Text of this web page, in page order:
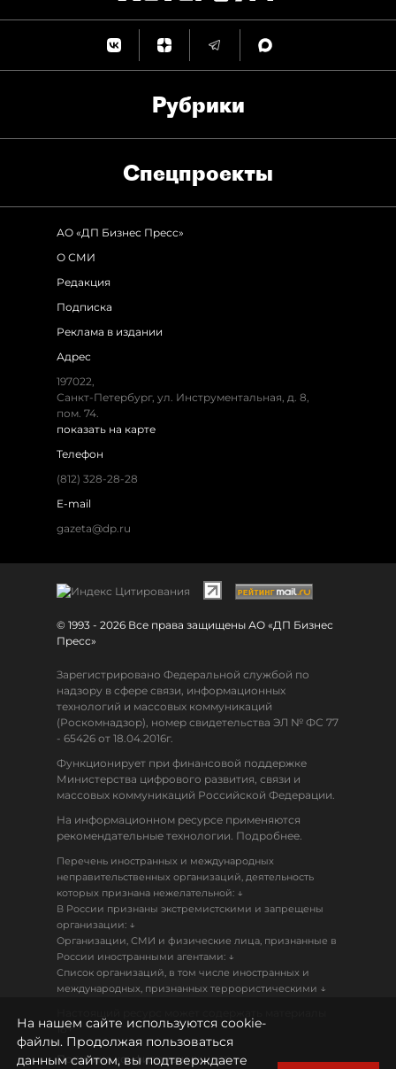
Рубрики
Спец­проекты
АО «ДП Бизнес Пресс»
О СМИ
Редакция
Подписка
Реклама в издании
Адрес
197022,
Санкт-Петербург, ул. Инструментальная, д. 8,
пом. 74.
показать на карте
Телефон
(812) 328-28-28
E-mail
gazeta@dp.ru
© 1993 - 2026 Все права защищены АО «ДП Бизнес
Пресс»
Зарегистрировано Федеральной службой по
надзору в сфере связи, информационных
технологий и массовых коммуникаций
(Роскомнадзор), номер свидетельства ЭЛ № ФС 77
- 65426 от 18.04.2016г.
Функционирует при финансовой поддержке
Министерства цифрового развития, связи и
массовых коммуникаций Российской Федерации.
На информационном ресурсе применяются
рекомендательные технологии. Подробнее.
Перечень иностранных и международных
неправительственных организаций, деятельность
которых признана нежелательной: ↓
В России признаны экстремистскими и запрещены
организации: ↓
Организации, СМИ и физические лица, признанные в
России иностранными агентами: ↓
Список организаций, в том числе иностранных и
международных, признанных террористическими ↓
18+
Политика конфиденциальности
На нашем сайте используются cookie-
файлы. Продолжая пользоваться
данным сайтом, вы подтверждаете